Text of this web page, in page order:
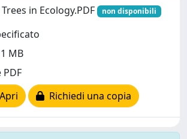
in Ecology.PDF
non disponibili
MB
Richiedi una copia